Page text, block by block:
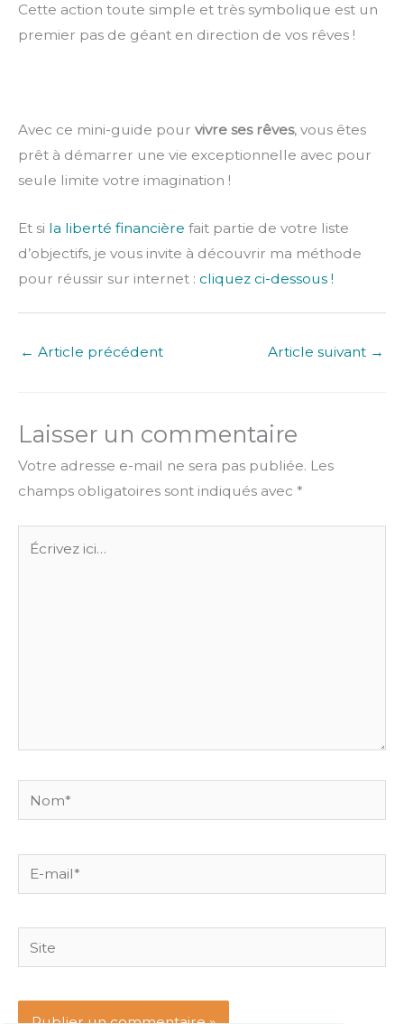
Cette action toute simple et très symbolique est un
premier pas de géant en direction de vos rêves !
Avec ce mini-guide pour vivre ses rêves, vous êtes
prêt à démarrer une vie exceptionnelle avec pour
seule limite votre imagination !
Et si la liberté financière fait partie de votre liste
d’objectifs, je vous invite à découvrir ma méthode
pour réussir sur internet : cliquez ci-dessous !
← Article précédent Article suivant →
Laisser un commentaire
Votre adresse e-mail ne sera pas publiée. Les
champs obligatoires sont indiqués avec *
Nom*
mail*
Site